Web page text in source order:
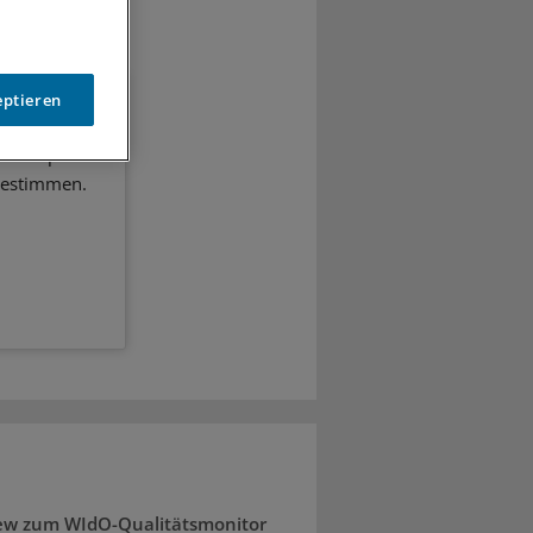
zum WIdO-Qualitätsmonitor